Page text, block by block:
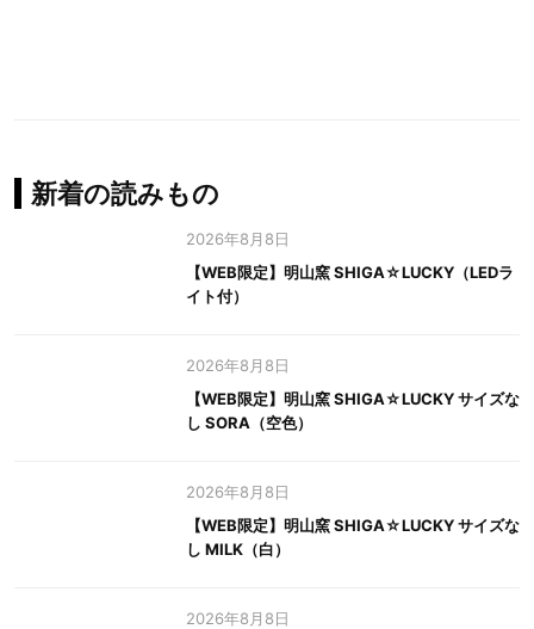
新着の読みもの
2026年8月8日
【WEB限定】明山窯 SHIGA☆LUCKY（LEDラ
イト付）
2026年8月8日
【WEB限定】明山窯 SHIGA☆LUCKY サイズな
し SORA（空色）
2026年8月8日
【WEB限定】明山窯 SHIGA☆LUCKY サイズな
し MILK（白）
2026年8月8日